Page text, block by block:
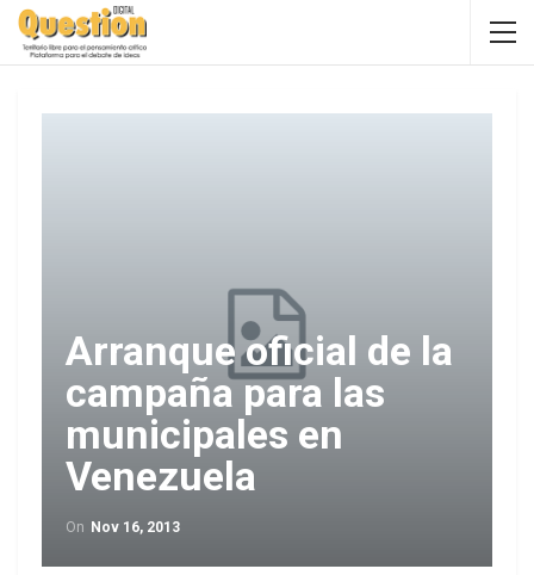
Arranque oficial de la
campaña para las
municipales en
Venezuela
On Nov 16, 2013